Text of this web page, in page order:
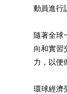
動員進行
隨著全球
向和實習
力，以便
環球經濟